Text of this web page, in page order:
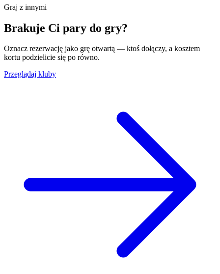
Graj z innymi
Brakuje Ci pary do gry?
Oznacz rezerwację jako grę otwartą — ktoś dołączy, a kosztem
kortu podzielicie się po równo.
Przeglądaj kluby